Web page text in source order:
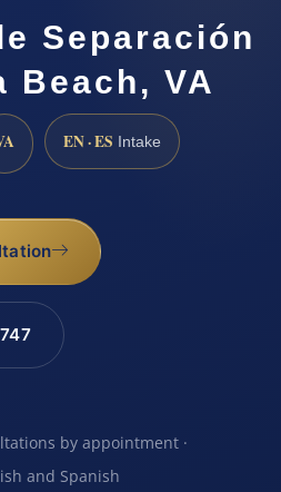
Separación
Beach, VA
EN · ES Intake
by appointment ·
and Spanish